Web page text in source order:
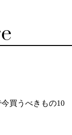
買うべきもの10